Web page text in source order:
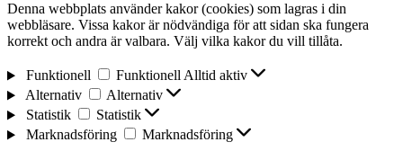
Denna webbplats använder kakor (cookies) som lagras i din
webbläsare. Vissa kakor är nödvändiga för att sidan ska fungera
korrekt och andra är valbara. Välj vilka kakor du vill tillåta.
Funktionell FunktionellAlltid aktiv
Alternativ
Alternativ
Statistik
Statistik
Marknadsföring
Marknadsföring